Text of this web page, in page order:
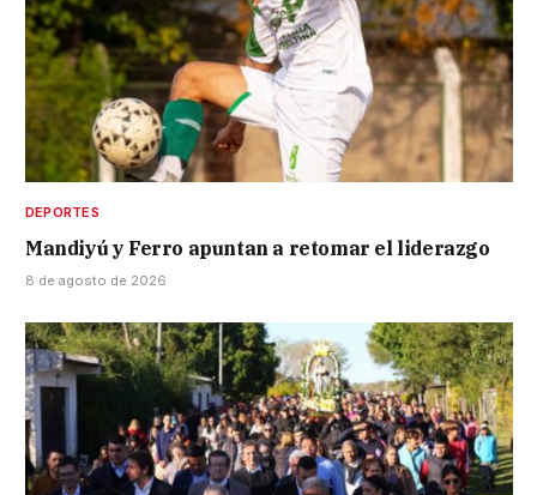
DEPORTES
Mandiyú y Ferro apuntan a retomar el liderazgo
8 de agosto de 2026